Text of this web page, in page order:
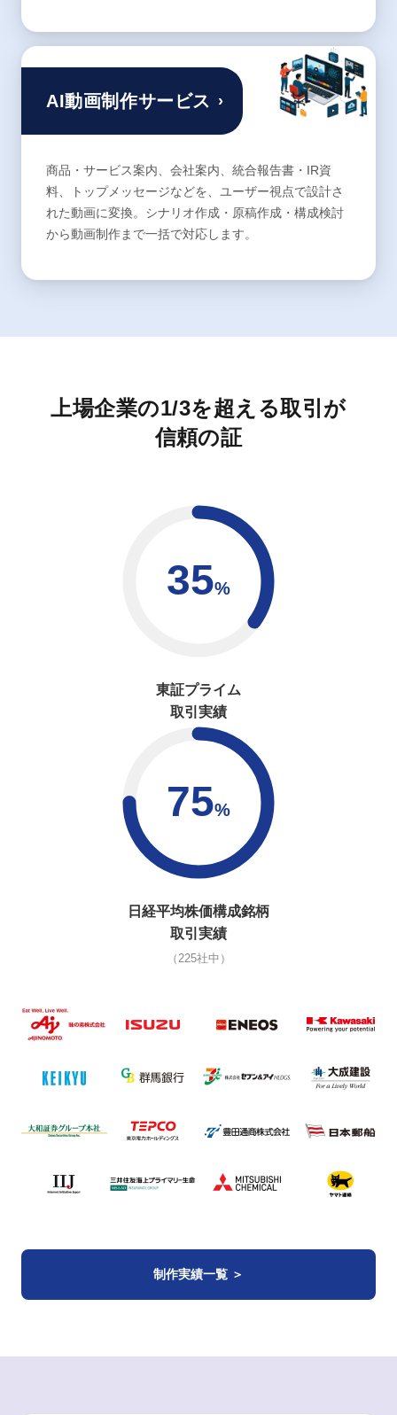
AI動画制作サービス ›
商品・サービス案内、会社案内、統合報告書・IR資
料、トップメッセージなどを、ユーザー視点で設計さ
れた動画に変換。シナリオ作成・原稿作成・構成検討
から動画制作まで一括で対応します。
上場企業の1/3を超える取引が
信頼の証
35%
東証プライム
取引実績
75%
日経平均株価構成銘柄
取引実績
（225社中）
制作実績一覧 ＞